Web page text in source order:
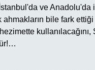
ve
ahmakların bile fark